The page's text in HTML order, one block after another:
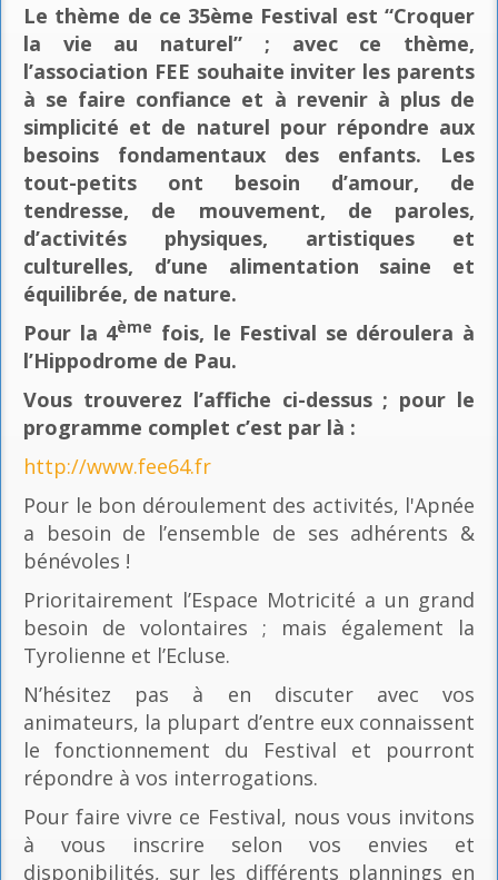
Le thème de ce 35ème Festival est “Croquer
la vie au naturel” ; avec ce thème,
l’association FEE souhaite inviter les parents
à se faire confiance et à revenir à plus de
simplicité et de naturel pour répondre aux
besoins fondamentaux des enfants. Les
tout-petits ont besoin d’amour, de
tendresse, de mouvement, de paroles,
d’activités physiques, artistiques et
culturelles, d’une alimentation saine et
équilibrée, de nature.
Pour la 4ème fois, le Festival se déroulera à
l’Hippodrome de Pau.
Vous trouverez l’affiche ci-dessus ; pour le
programme complet c’est par là :
http://www.fee64.fr
Pour le bon déroulement des activités, l'Apnée
a besoin de l’ensemble de ses adhérents &
bénévoles !
Prioritairement l’Espace Motricité a un grand
besoin de volontaires ; mais également la
Tyrolienne et l’Ecluse.
N’hésitez pas à en discuter avec vos
animateurs, la plupart d’entre eux connaissent
le fonctionnement du Festival et pourront
répondre à vos interrogations.
Pour faire vivre ce Festival, nous vous invitons
à vous inscrire selon vos envies et
disponibilités, sur les différents plannings en